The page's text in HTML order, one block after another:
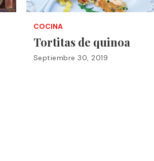
COCINA
Tortitas de quinoa
Septiembre 30, 2019